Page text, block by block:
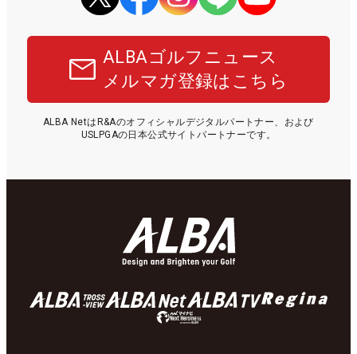
ALBAゴルフニュース
メルマガ登録はこちら
ALBA NetはR&Aのオフィシャルデジタルパートナー、および
USLPGAの日本公式サイトパートナーです。